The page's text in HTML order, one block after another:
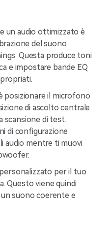
un audio ottimizzato è
del suono
Questa produce toni
e impostare bande EQ
posizionare il microfono
di ascolto centrale
scansione di test.
di configurazione
audio mentre ti muovi
per il tuo
Questo viene quindi
suono coerente e